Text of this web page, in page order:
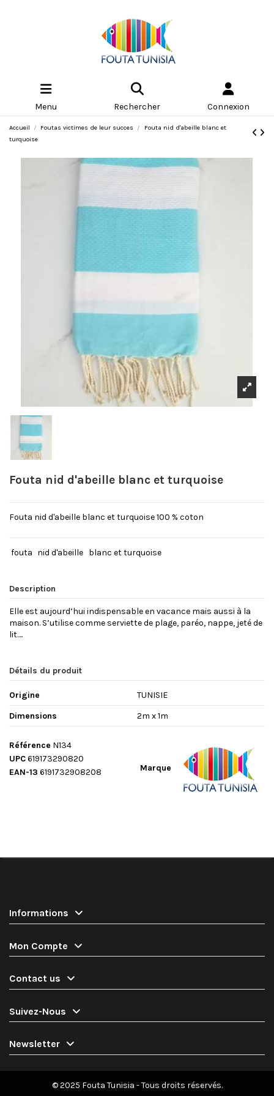
Menu Rechercher Connexion
Accueil Foutas victimes de leur succes
Fouta nid d'abeille blanc et
turquoise
Fouta nid d'abeille blanc et turquoise
Fouta nid d'abeille blanc et turquoise 100 % coton
fouta nid d'abeille blanc et turquoise
Description
Elle est aujourd’hui indispensable en vacance mais aussi à la
maison. S’utilise comme serviette de plage, paréo, nappe, jeté de
lit….
Détails du produit
Origine
TUNISIE
Dimensions
2m x 1m
Marque
Référence N134
UPC619173290820
EAN-13 6191732908208
Informations
Mon Compte
Contact us
Suivez-Nous
Newsletter
© 2025 Fouta Tunisia - Tous droits réservés.